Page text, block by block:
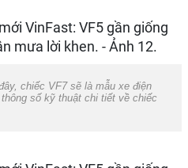
chiếc VF7 sẽ là mẫu xe điện
số kỹ thuật chi tiết về chiếc